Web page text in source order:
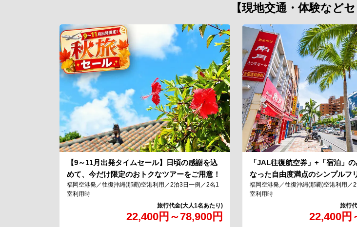
【現地交通・体験など
【9～11月出発タイムセール】日頃の感謝を込
めて、今だけ限定のおトクなツアーをご用意！
22,400円 ～78,900円
福岡空港発／往復沖縄(那覇)空港利用／2泊3日一例／2名1
室利用時
「JAL往復航空券」+「宿泊」
なった自由度満点のシンプルフ
22,400円
福岡空港発／往復沖縄(那覇)空港利用／
室利用時